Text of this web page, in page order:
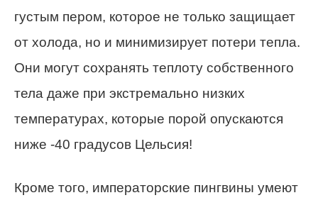
густым пером, которое не только защищает
от холода, но и минимизирует потери тепла.
Они могут сохранять теплоту собственного
тела даже при экстремально низких
температурах, которые порой опускаются
ниже -40 градусов Цельсия!
Кроме того, императорские пингвины умеют